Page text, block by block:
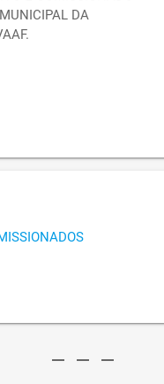
DA
remove remove remove